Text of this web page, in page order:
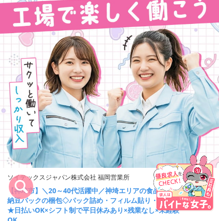
ソイテックスジャパン株式会社 福岡営業所
【神埼市】＼20～40代活躍中／神埼エリアの食品工場で
納豆パックの梱包◇パック詰め・フィルム貼り・箱詰め
★日払いOK×シフト制で平日休みあり×残業なし×未経験
キープ